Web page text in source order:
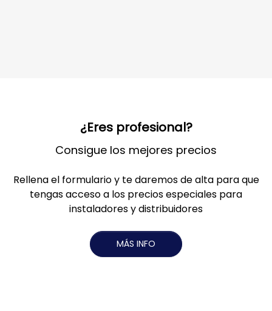
¿Eres profesional?
Consigue los mejores precios
Rellena el formulario y te daremos de alta para que
tengas acceso a los precios especiales para
instaladores y distribuidores
MÁS INFO